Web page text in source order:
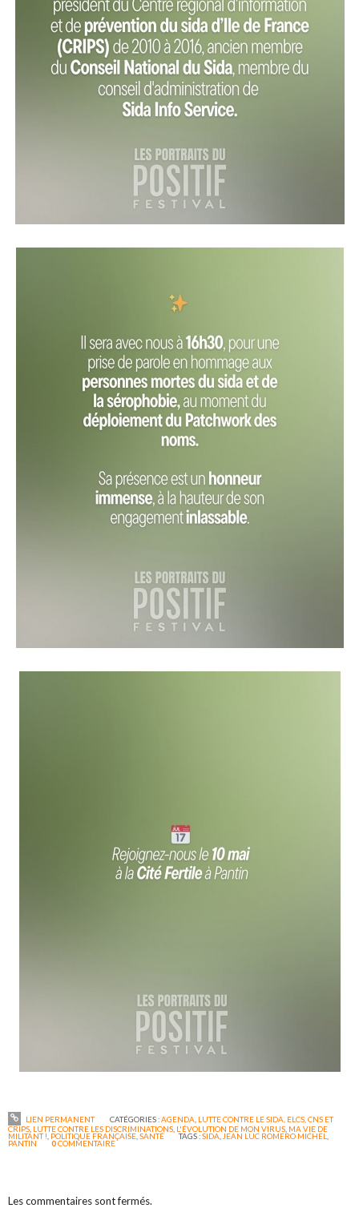
LIEN PERMANENT CATÉGORIES :AGENDA LUTTE CONTRE LE SIDA, ELCS, CNS ET
CRIPS LUTTE CONTRE LES DISCRIMINATIONS L'ÉVOLUTION DE MON VIRUS MA VIE DE
MILITANT ! POLITIQUE FRANÇAISE ,SANTÉ TAGS :SIDA JEAN LUC ROMERO MICHEL
PANTIN 0COMMENTAIRE
Les commentaires sont fermés.